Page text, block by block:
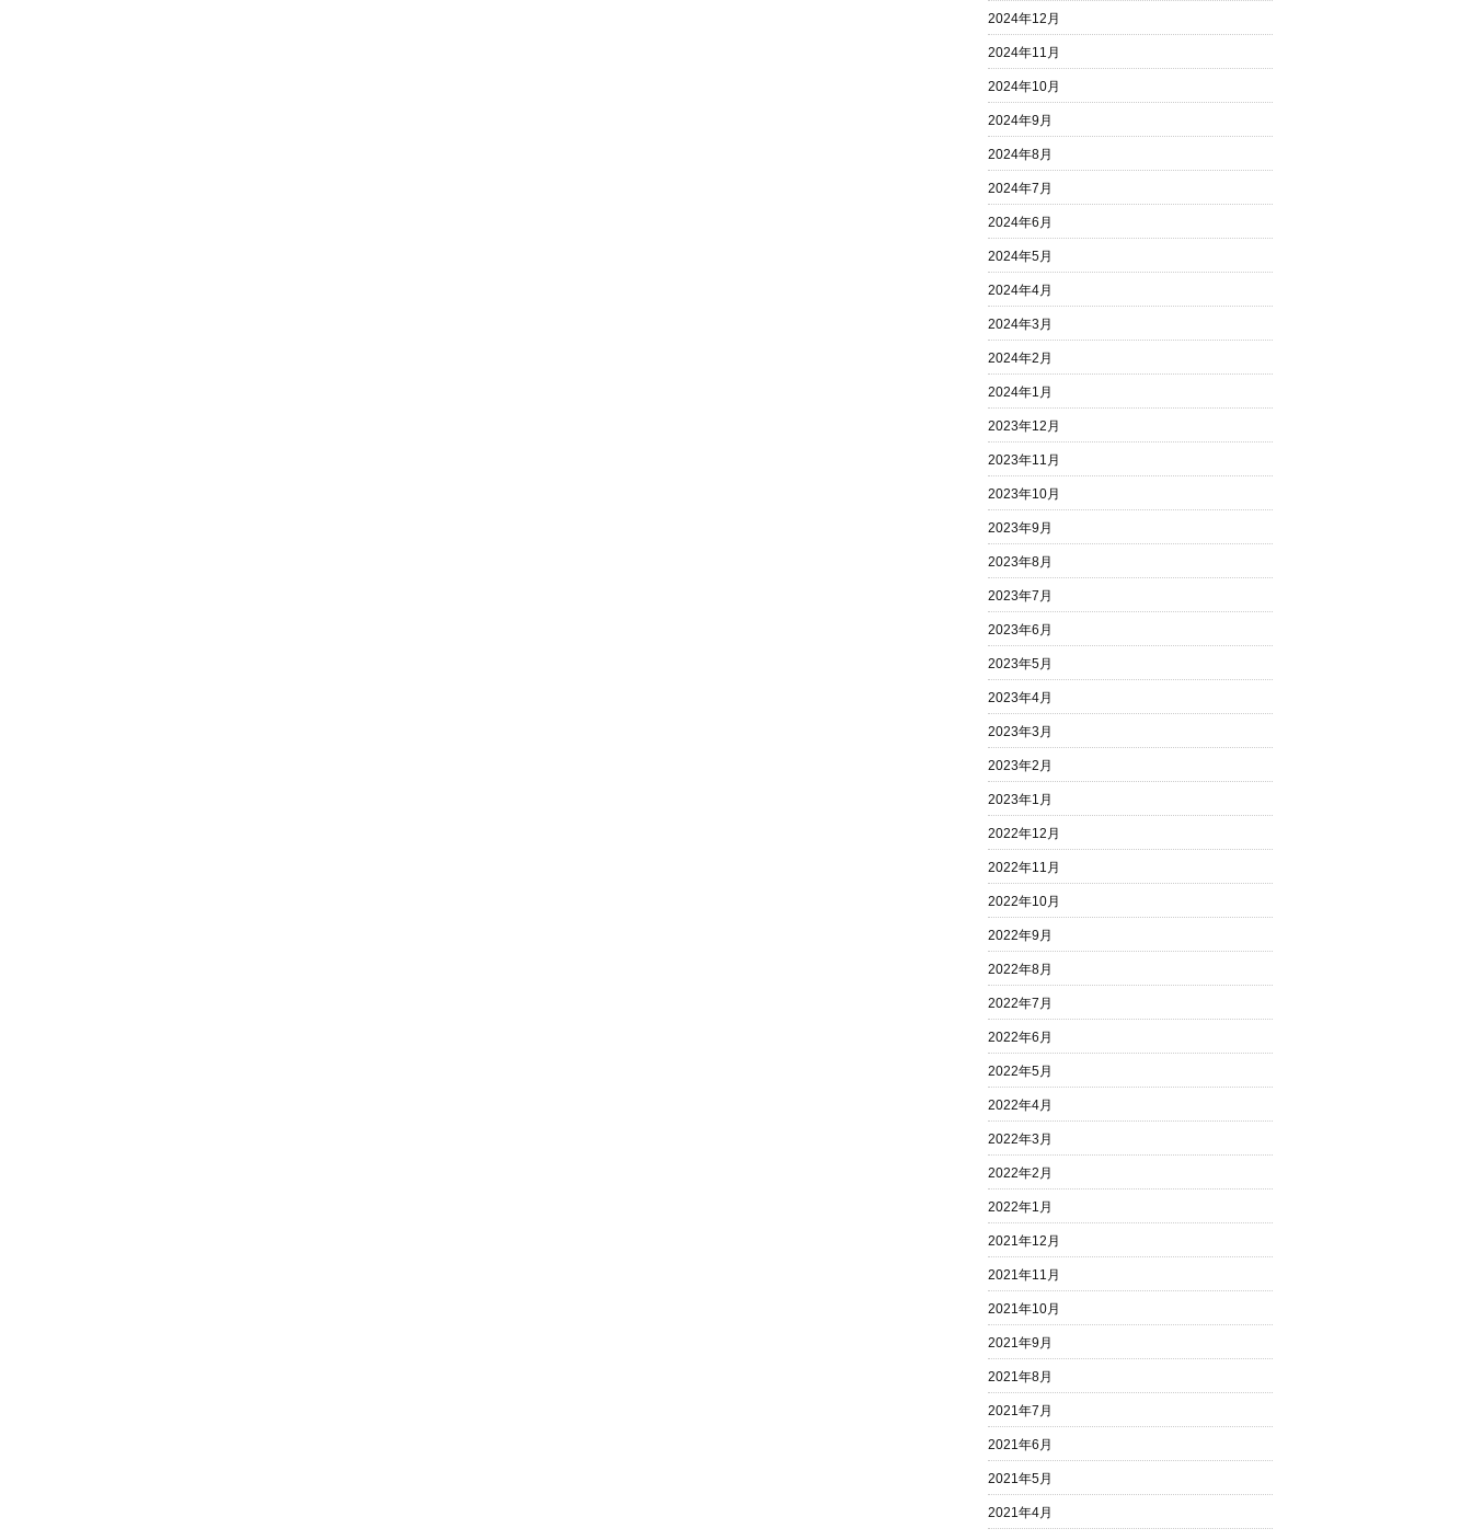
2024年12月
2024年11月
2024年10月
2024年9月
2024年8月
2024年7月
2024年6月
2024年5月
2024年4月
2024年3月
2024年2月
2024年1月
2023年12月
2023年11月
2023年10月
2023年9月
2023年8月
2023年7月
2023年6月
2023年5月
2023年4月
2023年3月
2023年2月
2023年1月
2022年12月
2022年11月
2022年10月
2022年9月
2022年8月
2022年7月
2022年6月
2022年5月
2022年4月
2022年3月
2022年2月
2022年1月
2021年12月
2021年11月
2021年10月
2021年9月
2021年8月
2021年7月
2021年6月
2021年5月
2021年4月